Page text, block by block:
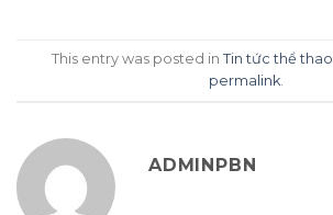
This entry was posted in Tin tức thể thao
permalink
ADMINPBN